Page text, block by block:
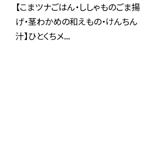
【こまツナごはん・ししゃものごま揚
げ・茎わかめの和えもの・けんちん
汁】ひとくちメ...